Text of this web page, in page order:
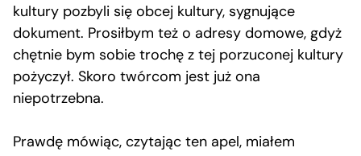
kultury pozbyli się obcej kultury, sygnujące
dokument. Prosiłbym też o adresy domowe, gdyż
chętnie bym sobie trochę z tej porzuconej kultury
pożyczył. Skoro twórcom jest już ona
niepotrzebna.
Prawdę mówiąc, czytając ten apel, miałem